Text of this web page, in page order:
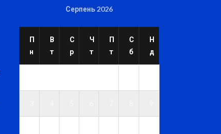
Серпень 2026
П
н
В
т
С
р
Ч
т
П
т
С
б
Н
д